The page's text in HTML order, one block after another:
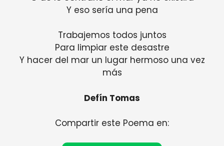
Y eso sería una pena
Trabajemos todos juntos
Para limpiar este desastre
Y hacer del mar un lugar hermoso una vez
más
Defín Tomas
Compartir este Poema en: